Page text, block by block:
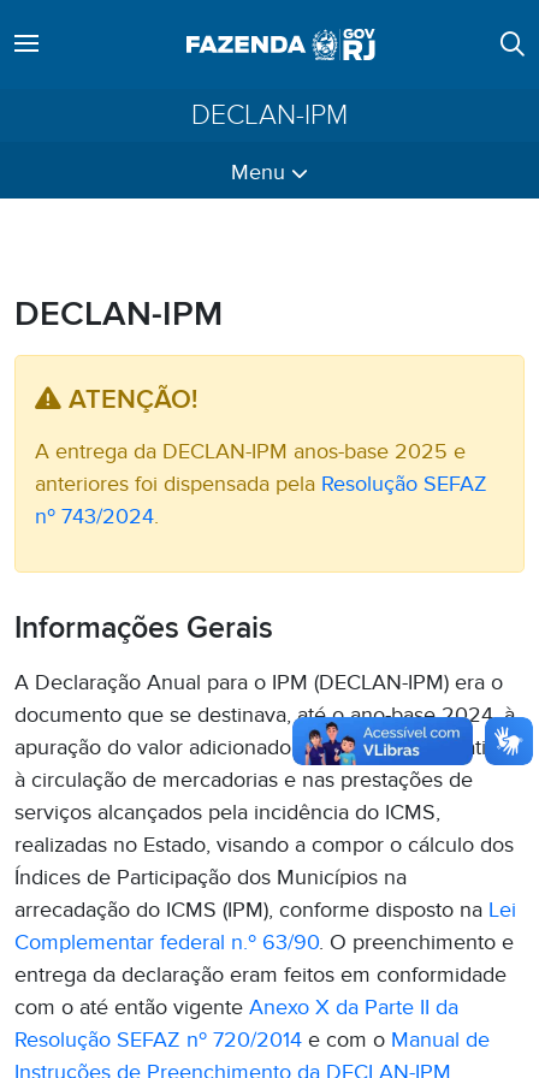
DECLAN-IPM
Menu
DECLAN-IPM
ATENÇÃO!
A entrega da DECLAN-IPM anos-base 2025 e
anteriores foi dispensada pela Resolução SEFAZ
nº 743/2024.
Informações Gerais
A Declaração Anual para o IPM (DECLAN-IPM) era o
documento que se destinava, até o ano-base 2024, à
apuração do valor adicionado nas operações relativas
à circulação de mercadorias e nas prestações de
serviços alcançados pela incidência do ICMS,
realizadas no Estado, visando a compor o cálculo dos
Índices de Participação dos Municípios na
arrecadação do ICMS (IPM), conforme disposto na Lei
Complementar federal n.º 63/90. O preenchimento e
entrega da declaração eram feitos em conformidade
com o até então vigente Anexo X da Parte II da
Resolução SEFAZ nº 720/2014 e com o Manual de
Instruções de Preenchimento da DECLAN-IPM.